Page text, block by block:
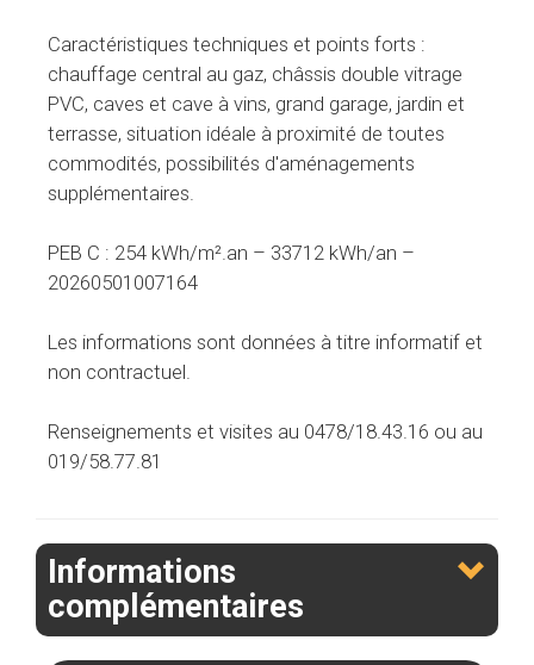
Caractéristiques techniques et points forts :
chauffage central au gaz, châssis double vitrage
PVC, caves et cave à vins, grand garage, jardin et
terrasse, situation idéale à proximité de toutes
commodités, possibilités d'aménagements
supplémentaires.
PEB C : 254 kWh/m².an – 33712 kWh/an –
20260501007164
Les informations sont données à titre informatif et
non contractuel.
Renseignements et visites au 0478/18.43.16 ou au
019/58.77.81
Informations
complémentaires